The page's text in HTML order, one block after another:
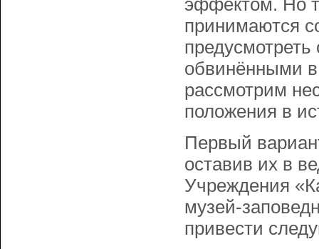
эффектом. Но
принимаются
обвинёнными
рассмотрим
положения в
Первый
оставив их в
Учреждения
музей-
привести